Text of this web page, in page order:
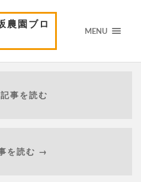
農園ブロ
MENU
事を読む
を読む →